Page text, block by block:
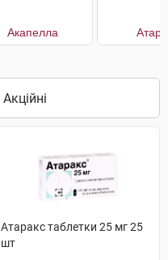
Акапелла
Атаракс таблетки 25 мг 25
шт